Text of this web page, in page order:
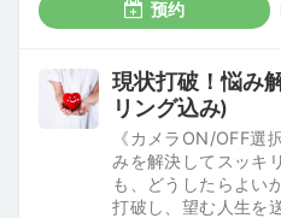
预约
現状打破！悩み
リング込み)
《カメラON/OFF選
みを解決してスッキ
も、どうしたらよい
打破し、望む人生を